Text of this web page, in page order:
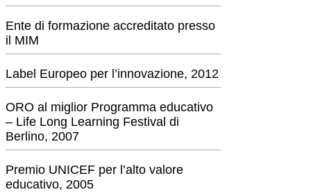
Ente di formazione accreditato presso
il MIM
Label Europeo per l’innovazione, 2012
ORO al miglior Programma educativo
– Life Long Learning Festival di
Berlino, 2007
Premio UNICEF per l’alto valore
educativo, 2005